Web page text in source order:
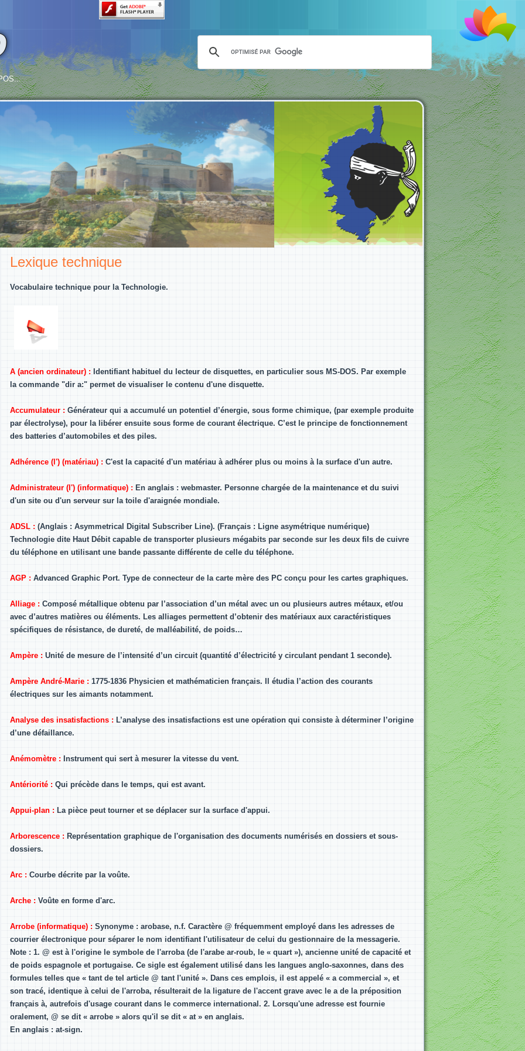
Lexique technique
Vocabulaire technique pour la Technologie.
A (ancien ordinateur) : Identifiant habituel du lecteur de disquettes, en particulier sous MS-DOS. Par exemple
la commande "dir a:" permet de visualiser le contenu d'une disquette.
Accumulateur : Générateur qui a accumulé un potentiel d’énergie, sous forme chimique, (par exemple produite
par électrolyse), pour la libérer ensuite sous forme de courant électrique. C’est le principe de fonctionnement
des batteries d’automobiles et des piles.
Adhérence (l') (matériau) : C'est la capacité d'un matériau à adhérer plus ou moins à la surface d'un autre.
Administrateur (l') (informatique) : En anglais : webmaster. Personne chargée de la maintenance et du suivi
d'un site ou d'un serveur sur la toile d'araignée mondiale.
ADSL : (Anglais : Asymmetrical Digital Subscriber Line). (Français : Ligne asymétrique numérique)
Technologie dite Haut Débit capable de transporter plusieurs mégabits par seconde sur les deux fils de cuivre
du téléphone en utilisant une bande passante différente de celle du téléphone.
AGP : Advanced Graphic Port. Type de connecteur de la carte mère des PC conçu pour les cartes graphiques.
Alliage : Composé métallique obtenu par l’association d’un métal avec un ou plusieurs autres métaux, et/ou
avec d’autres matières ou éléments. Les alliages permettent d’obtenir des matériaux aux caractéristiques
spécifiques de résistance, de dureté, de malléabilité, de poids…
Ampère : Unité de mesure de l’intensité d’un circuit (quantité d’électricité y circulant pendant 1 seconde).
Ampère André-Marie : 1775-1836 Physicien et mathématicien français. Il étudia l’action des courants
électriques sur les aimants notamment.
Analyse des insatisfactions : L’analyse des insatisfactions est une opération qui consiste à déterminer l’origine
d’une défaillance.
Anémomètre : Instrument qui sert à mesurer la vitesse du vent.
Antériorité : Qui précède dans le temps, qui est avant.
Appui-plan : La pièce peut tourner et se déplacer sur la surface d'appui.
Arborescence : Représentation graphique de l'organisation des documents numérisés en dossiers et sous-
dossiers.
Arc : Courbe décrite par la voûte.
Arche : Voûte en forme d'arc.
Arrobe (informatique) : Synonyme : arobase, n.f. Caractère @ fréquemment employé dans les adresses de
courrier électronique pour séparer le nom identifiant l'utilisateur de celui du gestionnaire de la messagerie.
Note : 1. @ est à l'origine le symbole de l'arroba (de l'arabe ar-roub, le « quart »), ancienne unité de capacité et
de poids espagnole et portugaise. Ce sigle est également utilisé dans les langues anglo-saxonnes, dans des
formules telles que « tant de tel article @ tant l'unité ». Dans ces emplois, il est appelé « a commercial », et
son tracé, identique à celui de l'arroba, résulterait de la ligature de l'accent grave avec le a de la préposition
français à, autrefois d'usage courant dans le commerce international. 2. Lorsqu'une adresse est fournie
oralement, @ se dit « arrobe » alors qu'il se dit « at » en anglais.
En anglais : at-sign.